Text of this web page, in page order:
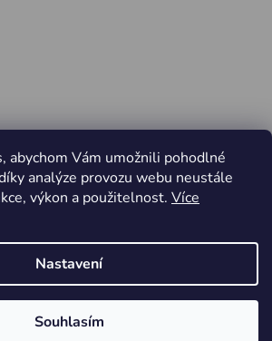
abychom Vám umožnili pohodlné
analýze provozu webu neustále
výkon a použitelnost. Více
Nastavení
Souhlasím
Vytvořil Shoptet
Jiří Minařík - Cyklo Rajhrad